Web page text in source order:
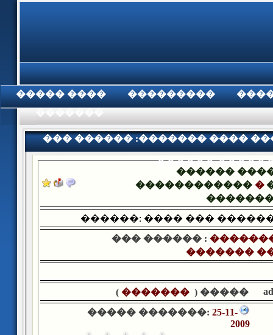
���� ����� ���������
��� ������ :������� ����
������
������
�������������
������: ���� ���
��� ������ :
�������
����� (
�������
)
����� �������: 25-11-
2009